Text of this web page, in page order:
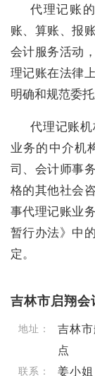
代理记账
账、算账、报
会计服务活动
理记账在法律
明确和规范委
代理记账
业务的中介机
司、会计师事
格的其他社会
事代理记账业
暂行办法》中
定。
吉林市启翔会
地址：
吉林
点
联系： 姜小姐